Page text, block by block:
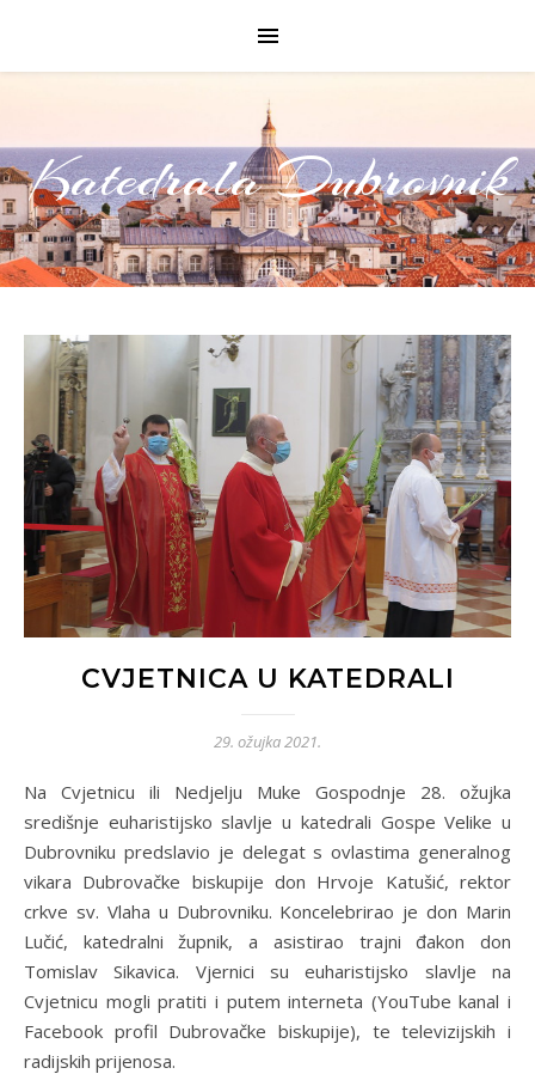
Katedrala Dubrovnik
CVJETNICA U KATEDRALI
29. ožujka 2021.
Na Cvjetnicu ili Nedjelju Muke Gospodnje 28. ožujka
središnje euharistijsko slavlje u katedrali Gospe Velike u
Dubrovniku predslavio je delegat s ovlastima generalnog
vikara Dubrovačke biskupije don Hrvoje Katušić, rektor
crkve sv. Vlaha u Dubrovniku. Koncelebrirao je don Marin
Lučić, katedralni župnik, a asistirao trajni đakon don
Tomislav Sikavica. Vjernici su euharistijsko slavlje na
Cvjetnicu mogli pratiti i putem interneta (YouTube kanal i
Facebook profil Dubrovačke biskupije), te televizijskih i
radijskih prijenosa.